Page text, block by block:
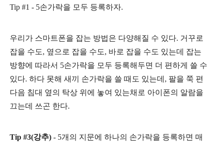
Tip #1 - 5손가락을 모두 등록하자.
우리가 스마트폰을 잡는 방법은 다양해질 수 있다. 거꾸로
잡을 수도, 옆으로 잡을 수도, 바로 잡을 수도 있는데 잡는
방향에 따라서 5손가락을 모두 등록해두면 더 편하게 쓸 수
있다. 하다 못해 새끼 손가락을 쓸 때도 있는데, 팔을 쭉 편
다음 침대 옆의 탁상 위에 놓여 있는채로 아이폰의 알람을
끄는데 쓰곤 한다.
Tip #3(강추) - 5개의 지문에 하나의 손가락을 등록하면 매